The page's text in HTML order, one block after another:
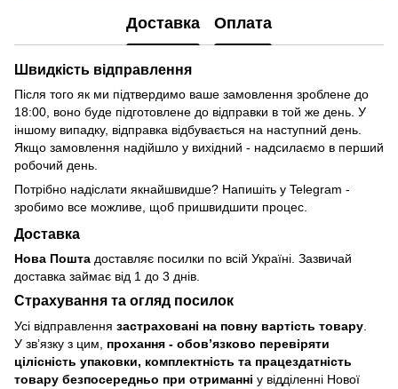
Доставка Оплата
Швидкість відправлення
Після того як ми підтвердимо ваше замовлення зроблене до
18:00, воно буде підготовлене до відправки в той же день. У
іншому випадку, відправка відбувається на наступний день.
Якщо замовлення надійшло у вихідний - надсилаємо в перший
робочий день.
Потрібно надіслати якнайшвидше? Напишіть у Telegram -
зробимо все можливе, щоб пришвидшити процес.
Доставка
Нова Пошта доставляє посилки по всій Україні. Зазвичай
доставка займає від 1 до 3 днів.
Страхування та огляд посилок
Усі відправлення застраховані на повну вартість товару.
У зв’язку з цим, прохання - обовʼязково перевіряти
цілісність упаковки, комплектність та працездатність
товару безпосередньо при отриманні у відділенні Нової